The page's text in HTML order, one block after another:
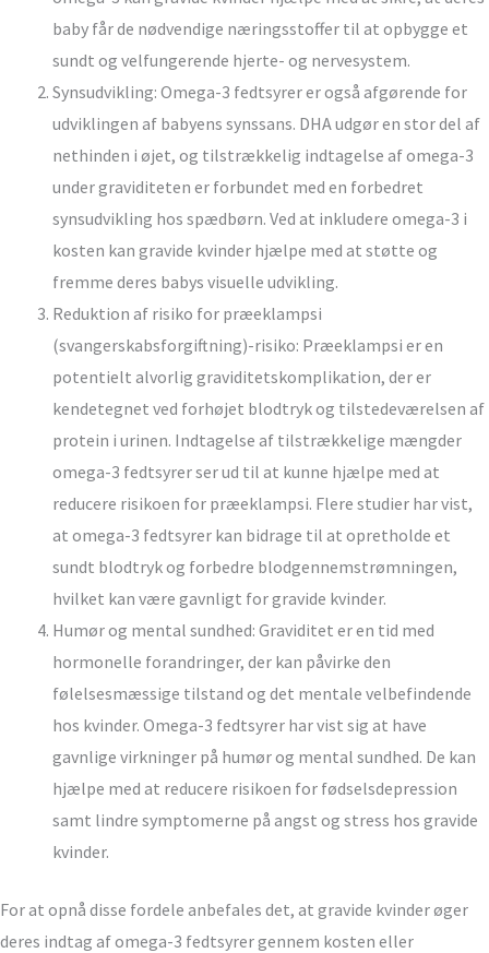
baby får de nødvendige næringsstoffer til at opbygge et
sundt og velfungerende hjerte- og nervesystem.
Synsudvikling: Omega-3 fedtsyrer er også afgørende for
udviklingen af ​​babyens synssans. DHA udgør en stor del af
nethinden i øjet, og tilstrækkelig indtagelse af omega-3
under graviditeten er forbundet med en forbedret
synsudvikling hos spædbørn. Ved at inkludere omega-3 i
kosten kan gravide kvinder hjælpe med at støtte og
fremme deres babys visuelle udvikling.
Reduktion af risiko for præeklampsi
(svangerskabsforgiftning)-risiko: Præeklampsi er en
potentielt alvorlig graviditetskomplikation, der er
kendetegnet ved forhøjet blodtryk og tilstedeværelsen af
protein i urinen. Indtagelse af tilstrækkelige mængder
omega-3 fedtsyrer ser ud til at kunne hjælpe med at
reducere risikoen for præeklampsi. Flere studier har vist,
at omega-3 fedtsyrer kan bidrage til at opretholde et
sundt blodtryk og forbedre blodgennemstrømningen,
hvilket kan være gavnligt for gravide kvinder.
Humør og mental sundhed: Graviditet er en tid med
hormonelle forandringer, der kan påvirke den
følelsesmæssige tilstand og det mentale velbefindende
hos kvinder. Omega-3 fedtsyrer har vist sig at have
gavnlige virkninger på humør og mental sundhed. De kan
hjælpe med at reducere risikoen for fødselsdepression
samt lindre symptomerne på angst og stress hos gravide
kvinder.
For at opnå disse fordele anbefales det, at gravide kvinder øger
deres indtag af omega-3 fedtsyrer gennem kosten eller